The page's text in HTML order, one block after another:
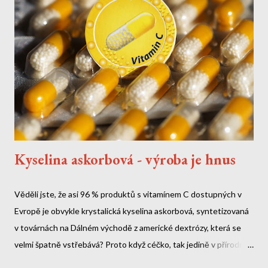
jako nervové činidlo Byla používána v biologické válce Může
způsobit nevratné poškození nervového systému Není uvedena
v příbalovém letáku Jak se toxin...
Kyselina askorbová - výroba je hnus
Věděli jste, že asi 96 % produktů s vitamínem C dostupných v
Evropě je obvykle krystalická kyselina askorbová, syntetizovaná
v továrnách na Dálném východě z americké dextrózy, která se
velmi špatně vstřebává? Proto když céčko, tak jedině v přírodní